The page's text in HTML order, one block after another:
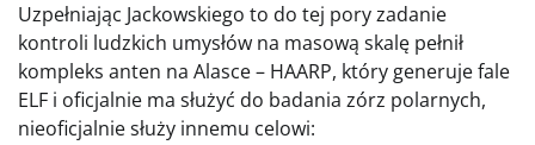
Uzpełniając Jackowskiego to do tej pory zadanie
kontroli ludzkich umysłów na masową skalę pełnił
kompleks anten na Alasce – HAARP, który generuje fale
ELF i oficjalnie ma służyć do badania zórz polarnych,
nieoficjalnie służy innemu celowi: